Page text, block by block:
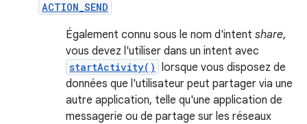
ACTION_SEND
Également connu sous le nom d'intent share,
vous devez l'utiliser dans un intent avec
startActivity() lorsque vous disposez de
données que l'utilisateur peut partager via une
autre application, telle qu'une application de
messagerie ou de partage sur les réseaux